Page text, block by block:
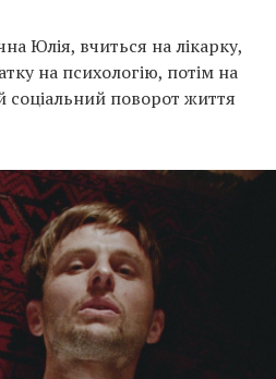
Юлія, вчиться на лікарку,
на психологію, потім на
поворот життя